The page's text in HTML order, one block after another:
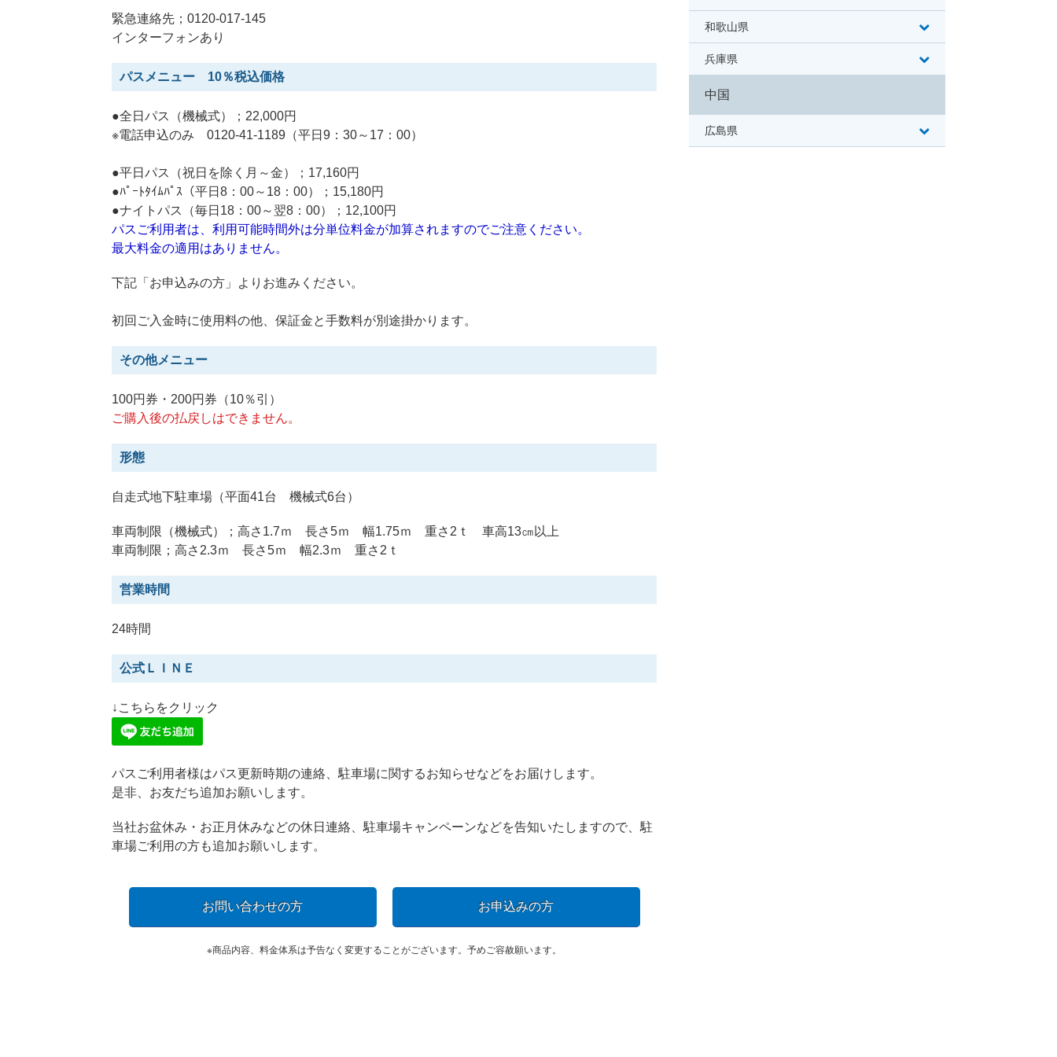
緊急連絡先；0120-017-145
インターフォンあり
パスメニュー 10％税込価格
●全日パス（機械式）；22,000円
※電話申込のみ 0120-41-1189（平日9：30～17：00）
●平日パス（祝日を除く月～金）；17,160円
●ﾊﾟｰﾄﾀｲﾑﾊﾟｽ（平日8：00～18：00）；15,180円
●ナイトパス（毎日18：00～翌8：00）；12,100円
パスご利用者は、利用可能時間外は分単位料金が加算されますのでご注意ください。
最大料金の適用はありません。
下記「お申込みの方」よりお進みください。
初回ご入金時に使用料の他、保証金と手数料が別途掛かります。
その他メニュー
100円券・200円券（10％引）
ご購入後の払戻しはできません。
形態
自走式地下駐車場（平面41台 機械式6台）
車両制限（機械式）；高さ1.7ｍ 長さ5ｍ 幅1.75ｍ 重さ2ｔ 車高13㎝以上
車両制限；高さ2.3ｍ 長さ5ｍ 幅2.3ｍ 重さ2ｔ
営業時間
24時間
公式ＬＩＮＥ
↓こちらをクリック
パスご利用者様はパス更新時期の連絡、駐車場に関するお知らせなどをお届けします。
是非、お友だち追加お願いします。
当社お盆休み・お正月休みなどの休日連絡、駐車場キャンペーンなどを告知いたしますので、駐
車場ご利用の方も追加お願いします。
お問い合わせの方 お申込みの方
※商品内容、料金体系は予告なく変更することがございます。予めご容赦願います。
和歌山県
兵庫県
中国
広島県